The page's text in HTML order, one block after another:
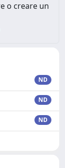
o creare un
ND
ND
ND